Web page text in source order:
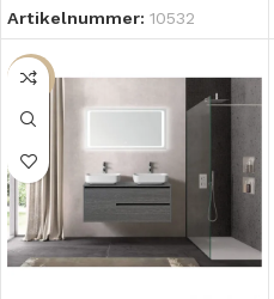
Artikelnummer: 10532
SALE